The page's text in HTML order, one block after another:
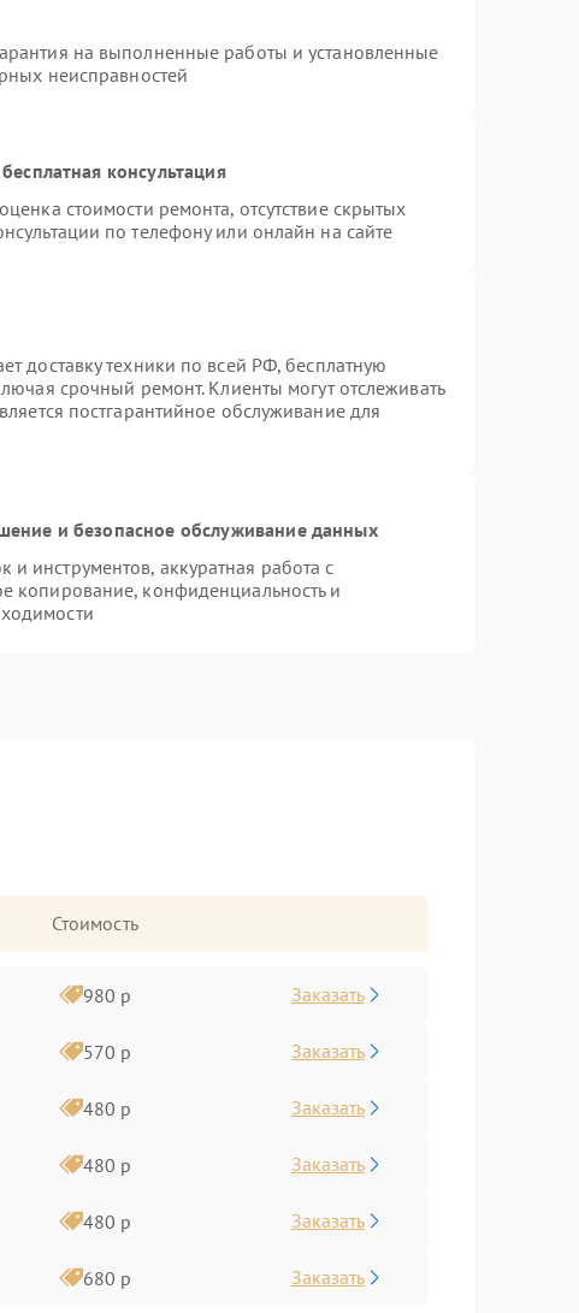
на выполненные работы и установленные
неисправностей
консультация
стоимости ремонта, отсутствие скрытых
по телефону или онлайн на сайте
доставку техники по всей РФ, бесплатную
срочный ремонт. Клиенты могут отслеживать
постгарантийное обслуживание для
и безопасное обслуживание данных
инструментов, аккуратная работа с
копирование, конфиденциальность и
Стоимость
980 р Заказать
570 р Заказать
480 р Заказать
480 р Заказать
480 р Заказать
680 р Заказать